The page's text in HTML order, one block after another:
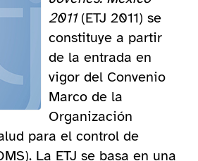
2011 (ETJ 2011) se
constituye a partir
de la entrada en
vigor del Convenio
Marco de la
Organización
para el control de
La ETJ se basa en una